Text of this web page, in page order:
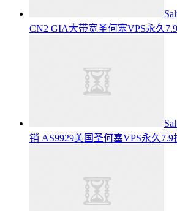
CN2 GIA大带宽圣何塞VPS永久
销 AS9929美国圣何塞VPS永久7.9